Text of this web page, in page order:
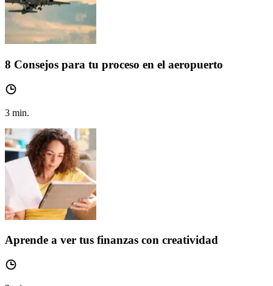
8 Consejos para tu proceso en el aeropuerto
3 min.
Aprende a ver tus finanzas con creatividad